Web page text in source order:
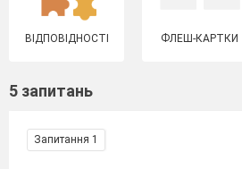
ВІДПОВІДНОСТІ ФЛЕШ-КАРТКИ
5 запитань
Запитання 1